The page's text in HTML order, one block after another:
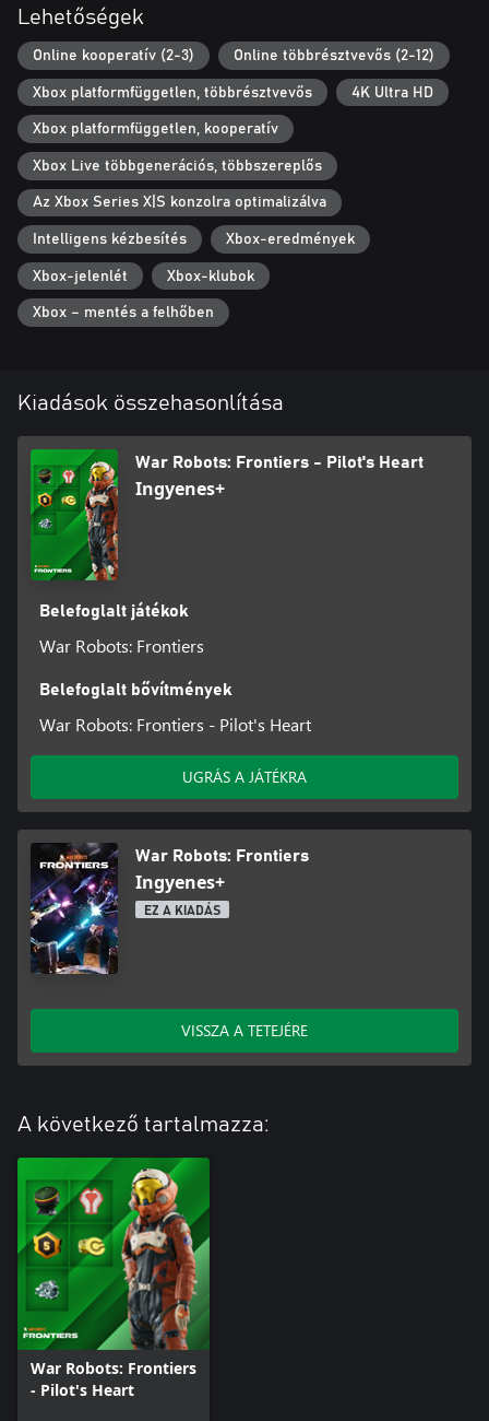
Lehetőségek
Online kooperatív (2-3) Online többrésztvevős (2-12)
Xbox platformfüggetlen, többrésztvevős 4K Ultra HD
Xbox platformfüggetlen, kooperatív
Xbox Live többgenerációs, többszereplős
Az Xbox Series X|S konzolra optimalizálva
Intelligens kézbesítés Xbox-eredmények
Xbox-jelenlét Xbox-klubok
Xbox – mentés a felhőben
Kiadások összehasonlítása
War Robots: Frontiers - Pilot's Heart
Ingyenes+
Belefoglalt játékok
War Robots: Frontiers
Belefoglalt bővítmények
War Robots: Frontiers - Pilot's Heart
UGRÁS A JÁTÉKRA
War Robots: Frontiers
Ingyenes+
EZ A KIADÁS
VISSZA A TETEJÉRE
A következő tartalmazza:
War Robots: Frontiers
- Pilot's Heart